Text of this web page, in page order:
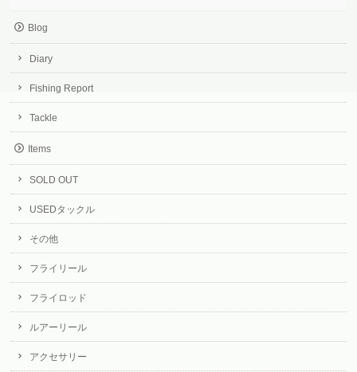
Blog
Diary
Fishing Report
Tackle
Items
SOLD OUT
USEDタックル
その他
フライリール
フライロッド
ルアーリール
アクセサリー